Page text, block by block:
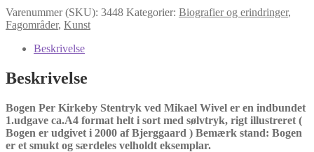
Varenummer (SKU): 3448 Kategorier: Biografier og erindringer,
Fagområder, Kunst
Beskrivelse
Beskrivelse
Bogen Per Kirkeby Stentryk ved Mikael Wivel er en indbundet
1.udgave ca.A4 format helt i sort med sølvtryk, rigt illustreret (
Bogen er udgivet i 2000 af Bjerggaard ) Bemærk stand: Bogen
er et smukt og særdeles velholdt eksemplar.